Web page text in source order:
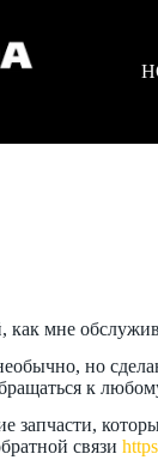
мне
но
к
связи